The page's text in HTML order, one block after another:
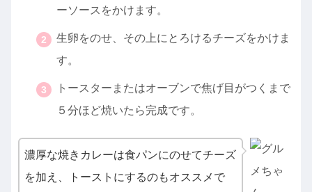
ーソースをかけます。
生卵をのせ、その上にとろけるチーズをかけま
す。
トースターまたはオーブンで焦げ目がつくまで
５分ほど焼いたら完成です。
濃厚な焼きカレーは食パンにのせてチーズ
を加え、トーストにするのもオススメで